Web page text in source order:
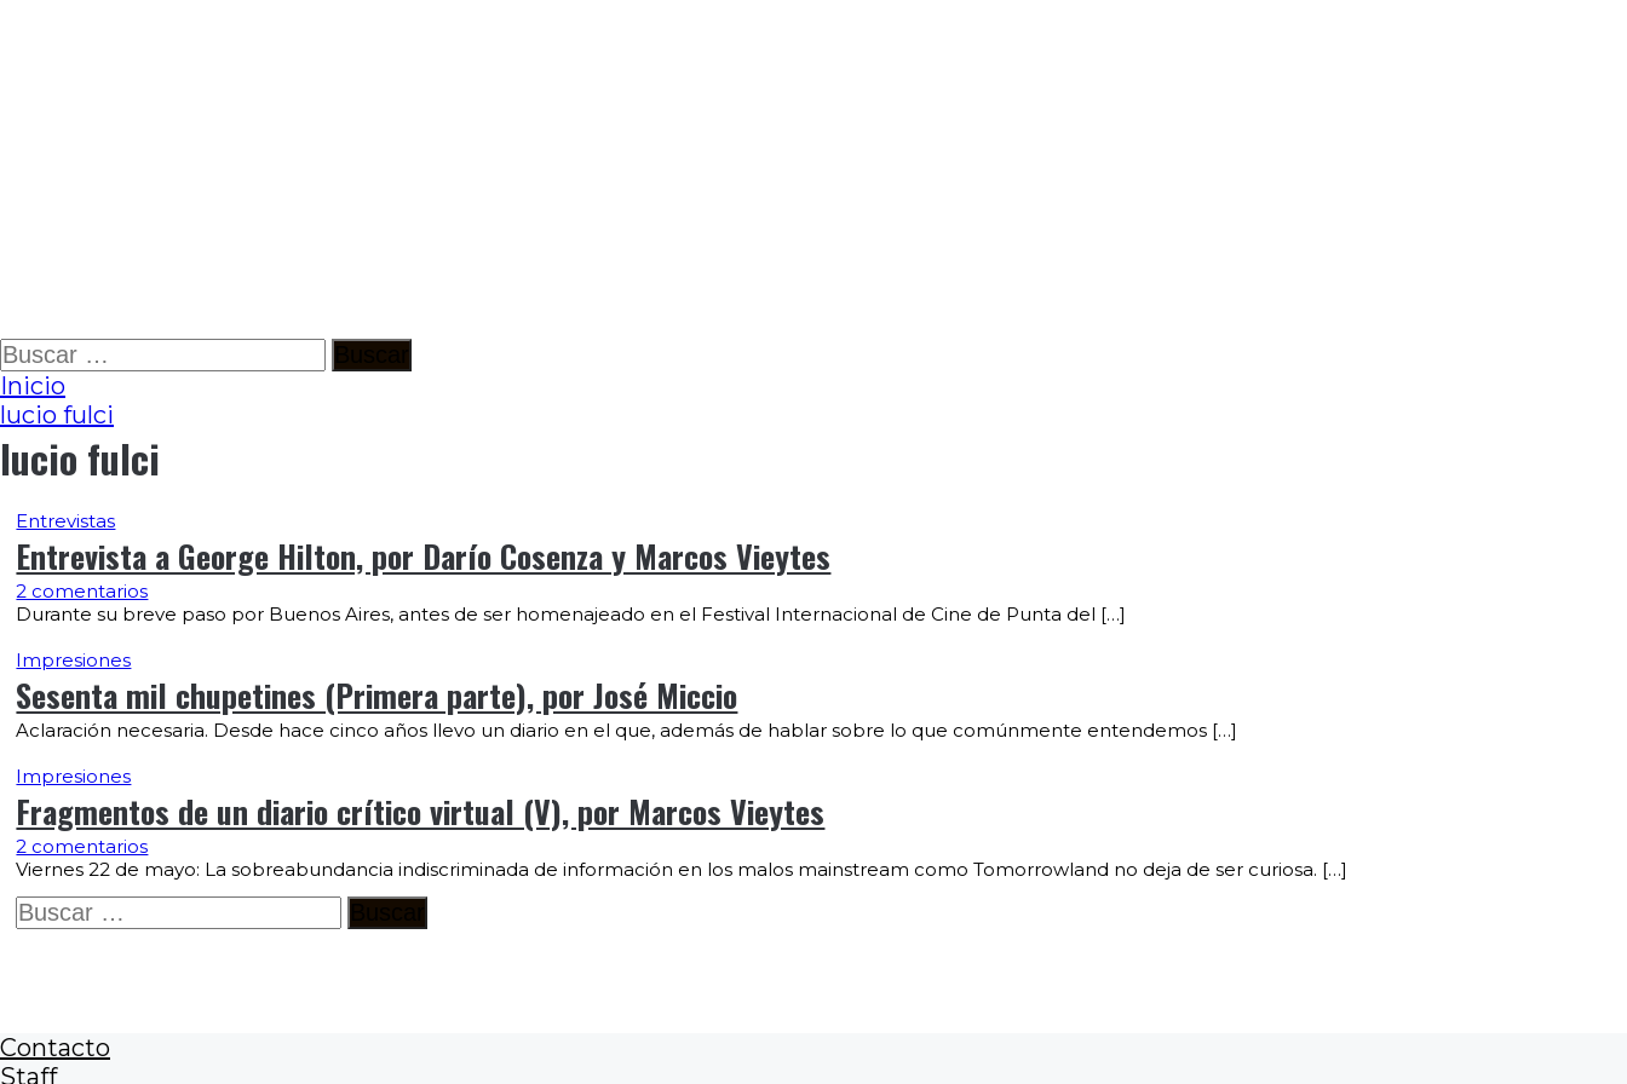
Ir
al
contenido
Buscar:
Inicio
lucio fulci
lucio fulci
Entrevistas
Entrevista a George Hilton, por Darío Cosenza y Marcos Vieytes
2 comentarios
Durante su breve paso por Buenos Aires, antes de ser homenajeado en el Festival Internacional de Cine de Punta del […]
Impresiones
Sesenta mil chupetines (Primera parte), por José Miccio
Aclaración necesaria. Desde hace cinco años llevo un diario en el que, además de hablar sobre lo que comúnmente entendemos […]
Impresiones
Fragmentos de un diario crítico virtual (V), por Marcos Vieytes
2 comentarios
Viernes 22 de mayo: La sobreabundancia indiscriminada de información en los malos mainstream como Tomorrowland no deja de ser curiosa. […]
Buscar:
Contacto
Staff